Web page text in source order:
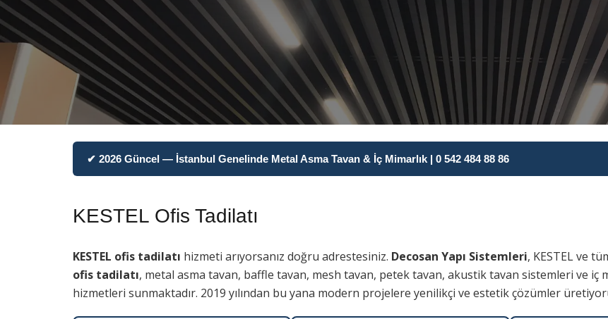
✔ 2026 Güncel — İstanbul Genelinde Metal Asma Tavan & İç Mimarlık | 0 542 484 88 86
KESTEL Ofis Tadilatı
KESTEL ofis tadilatı hizmeti arıyorsanız doğru adrestesiniz. Decosan Yapı Sistemleri, KESTEL ve
ofis tadilatı, metal asma tavan, baffle tavan, mesh tavan, petek tavan, akustik tavan sistemleri ve iç
hizmetleri sunmaktadır. 2019 yılından bu yana modern projelere yenilikçi ve estetik çözümler